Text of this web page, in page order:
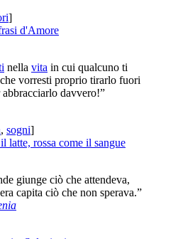
]
d'Amore
nella vita in cui qualcuno ti
vorresti proprio tirarlo fuori
abbracciarlo davvero!”
, sogni]
latte, rossa come il sangue
giunge ciò che attendeva,
capita ciò che non sperava.”